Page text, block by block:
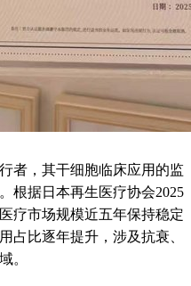
者，其干细胞临床应用的监
根据日本再生医疗协会2025
疗市场规模近五年保持稳定
占比逐年提升，涉及抗衰、
。